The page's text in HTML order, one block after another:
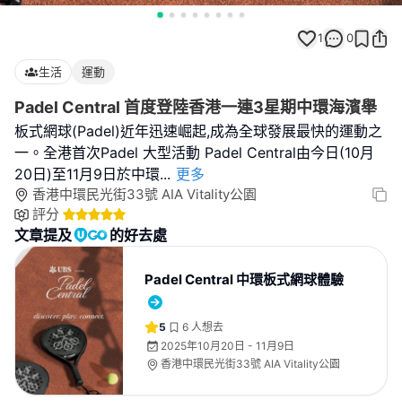
1 0
生活 運動
Padel Central 首度登陸香港一連3星期中環海濱舉
板式網球(Padel)近年迅速崛起,成為全球發展最快的運動之
一。全港首次Padel 大型活動 Padel Central由今日(10月
20日)至11月9日於中環... 更多
香港中環民光街33號 AIA Vitality公園
評分
文章提及 的好去處
Padel Central 中環板式網球體驗
5 6 人想去
2025年10月20日 - 11月9日
香港中環民光街33號 AIA Vitality公園